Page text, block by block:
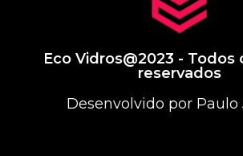
Eco Vidros@2023 - Todos
reservados
Desenvolvido por Paulo